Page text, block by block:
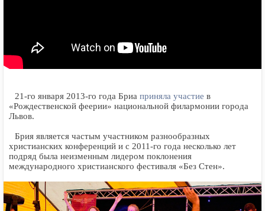
21-го января 2013-го года Бриа приняла участие в
«Рождественской феерии» национальной филармонии города
Львов.
Брия является частым участником разнообразных
христианских конференций и с 2011-го года несколько лет
подряд была неизменным лидером поклонения
международного христианского фестиваля «Без Стен».